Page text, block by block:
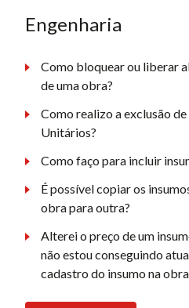
Engenharia
Como bloquear ou liberar
de uma obra?
Como realizo a exclusão
Unitários?
Como faço para incluir
É possível copiar os
obra para outra?
Alterei o preço de um
não estou conseguindo
cadastro do insumo na